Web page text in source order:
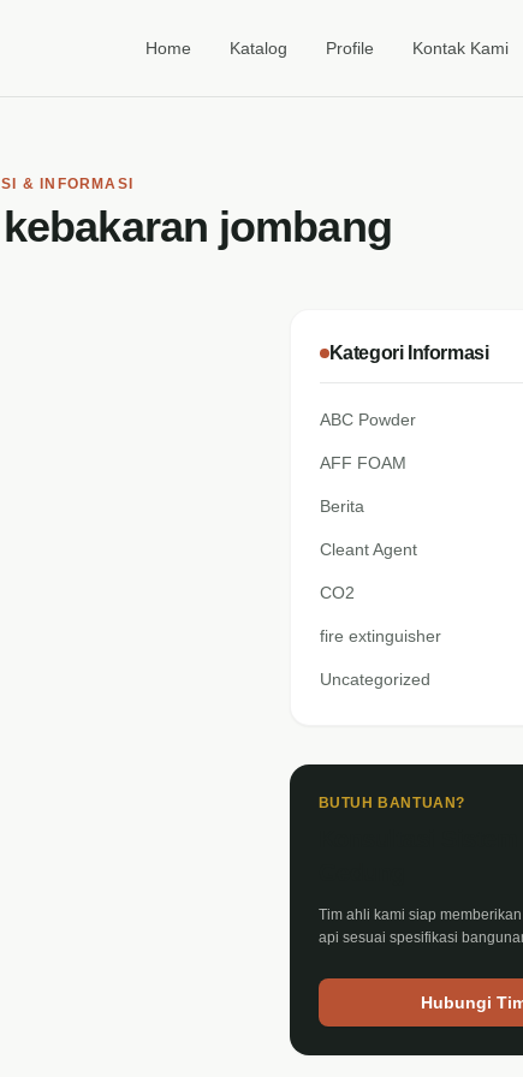
Home Katalog Profile Kontak Kami
& INFORMASI
jombang
Kategori Informasi
ABC Powder
AFF FOAM
Berita
Cleant Agent
CO2
fire extinguisher
Uncategorized
BUTUH BANTUAN?
Tim ahli kami siap
api sesuai spesifikasi
Hubungi